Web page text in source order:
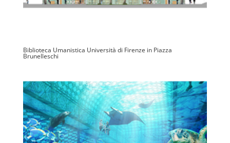
Biblioteca Umanistica Università di Firenze in Piazza
Brunelleschi